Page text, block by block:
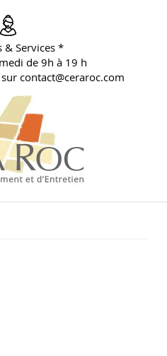
& Services *
de 9h à 19 h
contact@ceraroc.com